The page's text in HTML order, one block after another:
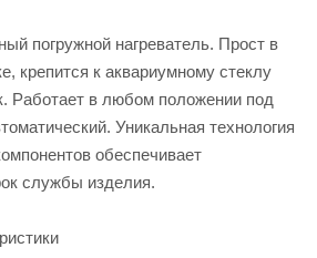
погружной нагреватель. Прост в
крепится к аквариумному стеклу
Работает в любом положении под
Уникальная технология
обеспечивает
службы изделия.